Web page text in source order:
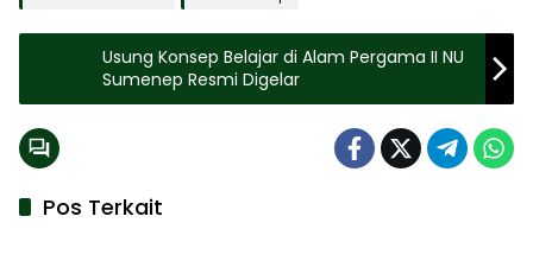
Usung Konsep Belajar di Alam Pergama II NU
Sumenep Resmi Digelar
Pos Terkait